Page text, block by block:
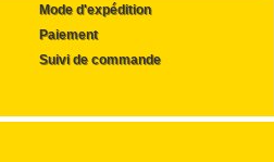
Mode d'expédition
Paiement
Suivi de commande